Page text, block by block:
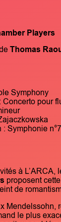
Players
Thomas
Symphony
Concerto pour
: Symphonie
à L’ARCA,
proposent
de
Mendelssohn,
le plus